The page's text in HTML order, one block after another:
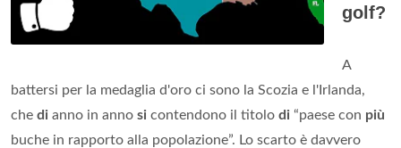
golf?
A
battersi per la medaglia d'oro ci sono la Scozia e l'Irlanda,
che di anno in anno si contendono il titolo di “paese con più
buche in rapporto alla popolazione”. Lo scarto è davvero